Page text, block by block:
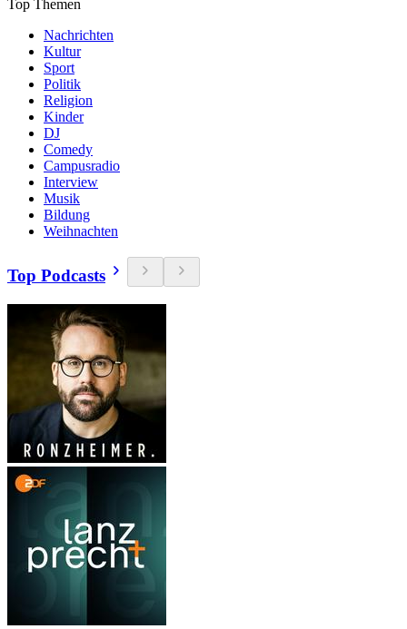
Top Themen
Nachrichten
Kultur
Sport
Politik
Religion
Kinder
DJ
Comedy
Campusradio
Interview
Musik
Bildung
Weihnachten
Top Podcasts